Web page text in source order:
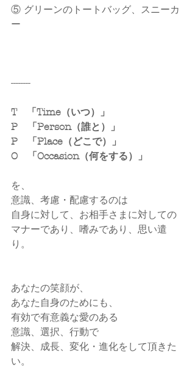
⑤ グリーンのトートバッグ、スニーカ
ー
--------
T　「Time（いつ）」
P　「Person（誰と）」
P　「Place（どこで）」
O　「Occasion（何をする）」
を、
意識、考慮・配慮するのは
自身に対して、お相手さまに対しての
マナーであり、嗜みであり、思い遣
り。
あなたの笑顔が、
あなた自身のためにも、
有効で有意義な愛のある
意識、選択、行動で
解決、成長、変化・進化をして頂きた
い。